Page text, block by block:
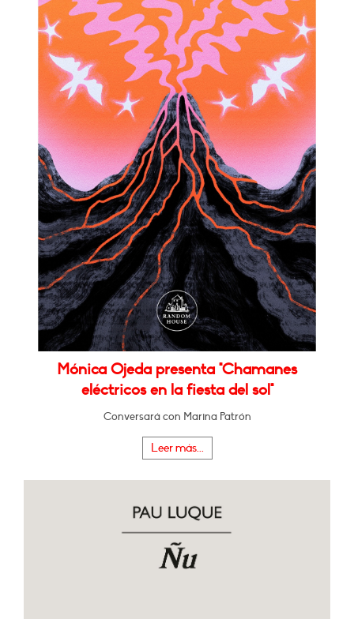
Mónica Ojeda presenta "Chamanes
eléctricos en la fiesta del sol"
Conversará con Marina Patrón
Leer más...